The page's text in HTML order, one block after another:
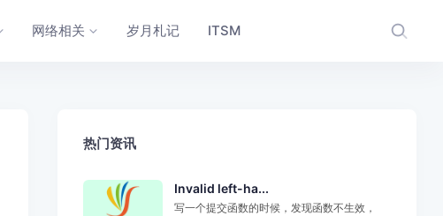
网络相关 岁月札记 ITSM
热门资讯
Invalid left-ha...
写一个提交函数的时候，发现函数不生效，